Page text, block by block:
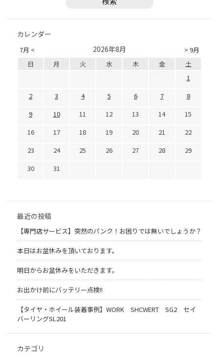
カレンダー
7月 < > 9月
2026年8月
日 月 火 水 木 金
土
1
2
3 4 5 6 7
8
9
10 11 12 13 14
15
16
17 18 19 20 21
22
23
24 25 26 27 28
29
30
31
最近の投稿
【専門店サービス】突然のパンク！お困りでは無いでしょうか？
本日はお盆休みを頂いております。
明日からお盆休みをいただきます。
お出かけ前にバッテリー点検!!
【タイヤ・ホイール装着事例】WORK SHCWERT SG2 セイ
バーリングSL201
カテゴリ